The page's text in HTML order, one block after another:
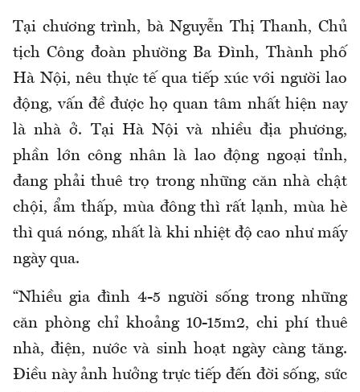
Tại chương trình, bà Nguyễn Thị Thanh,Chủ
tịch Công đoàn phường Ba Đình, Thành phố
Hà Nội, nêu thực tế qua tiếp xúc với người lao
động, vấn đề được họquan tâm nhất hiện nay
là nhà ở. Tại Hà Nội và nhiều địa phương,
phần lớn công nhân là lao động ngoại tỉnh,
đang phải thuê trọ trong những căn nhà chật
chội, ẩm thấp, mùa đông thì rất lạnh, mùa hè
thì quá nóng, nhất là khi nhiệt độ cao như mấy
ngày qua.
“Nhiều gia đình 4-5 người sống trong những
căn phòng chỉ khoảng 10-15m2, chi phí thuê
nhà, điện, nước và sinh hoạt ngày càng tăng.
Điều này ảnh hưởng trực tiếp đến đời sống, sức